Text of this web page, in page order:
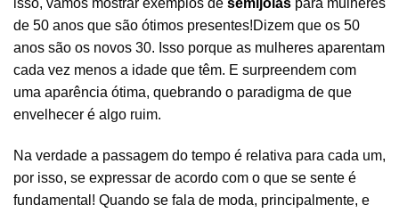
isso, vamos mostrar exemplos de semijoias para mulheres
de 50 anos que são ótimos presentes!Dizem que os 50
anos são os novos 30. Isso porque as mulheres aparentam
cada vez menos a idade que têm. E surpreendem com
uma aparência ótima, quebrando o paradigma de que
envelhecer é algo ruim.
Na verdade a passagem do tempo é relativa para cada um,
por isso, se expressar de acordo com o que se sente é
fundamental! Quando se fala de moda, principalmente, e